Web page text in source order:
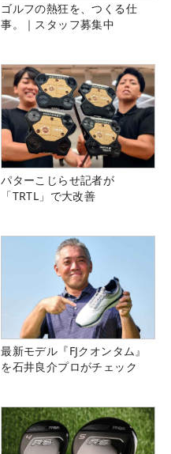
ゴルフの熱狂を、つくる仕
事。｜スタッフ募集中
パターこじらせ記者が
「TRTL」で大改善
最新モデル『FJクオンタム』
を石井良介プロがチェック